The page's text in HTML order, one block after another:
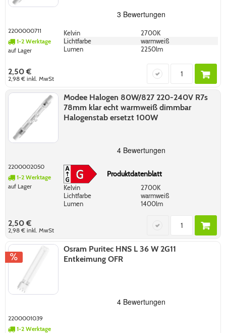
2200000711
1-2 Werktage
auf Lager
Kelvin
2700K
Lichtfarbe
warmweiß
Lumen
2250lm
2,50 €
2,98 €inkl. MwSt
Modee Halogen 80W/827 220-240V R7s
78mm klar echt warmweiß dimmbar
Halogenstab ersetzt 100W
2200002050
1-2 Werktage
auf Lager
Produktdatenblatt
Kelvin
2700K
Lichtfarbe
warmweiß
Lumen
1400lm
2,50 €
2,98 €inkl. MwSt
Osram Puritec HNS L 36 W 2G11
Entkeimung OFR
2200001039
1-2 Werktage